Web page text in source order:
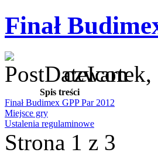
Finał
Spis treści
Finał Budimex GPP Par 2012
Miejsce gry
Ustalenia regulaminowe
Strona 1 z 3